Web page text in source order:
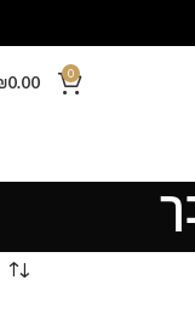
0
0.00